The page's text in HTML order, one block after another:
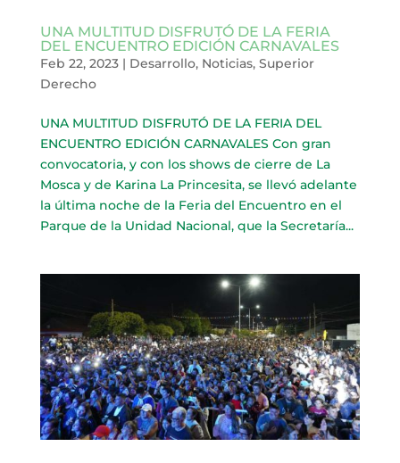
UNA MULTITUD DISFRUTÓ DE LA FERIA
DEL ENCUENTRO EDICIÓN CARNAVALES
Feb 22, 2023| Desarrollo, Noticias, Superior
Derecho
UNA MULTITUD DISFRUTÓ DE LA FERIA DEL
ENCUENTRO EDICIÓN CARNAVALES Con gran
convocatoria, y con los shows de cierre de La
Mosca y de Karina La Princesita, se llevó adelante
la última noche de la Feria del Encuentro en el
Parque de la Unidad Nacional, que la Secretaría...